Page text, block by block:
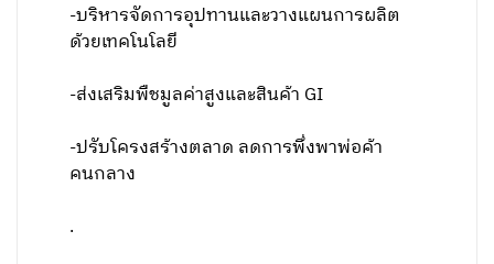
-บริหารจัดการอุปทานและวางแผนการผลิต
ด้วยเทคโนโลยี
-ส่งเสริมพืชมูลค่าสูงและสินค้า GI
-ปรับโครงสร้างตลาด ลดการพึ่งพาพ่อค้า
คนกลาง
.